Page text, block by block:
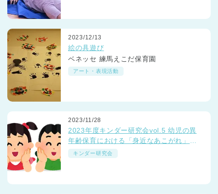
2023/12/13
絵の具遊び
ベネッセ 練馬えこだ保育園
アート・表現活動
2023/11/28
2023年度キンダー研究会vol.5 幼児の異
年齢保育における「身近なあこがれ」っ
て？
キンダー研究会